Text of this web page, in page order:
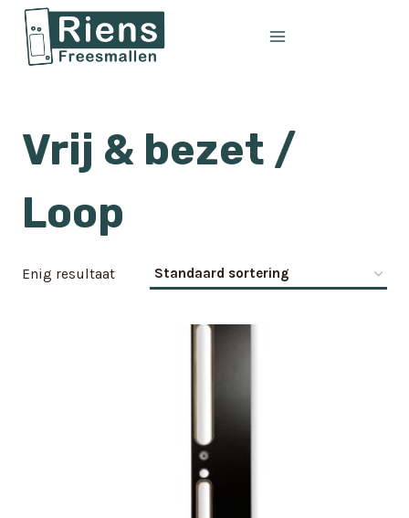
Doorgaan
naar
inhoud
Vrij & bezet /
Loop
Enig resultaat